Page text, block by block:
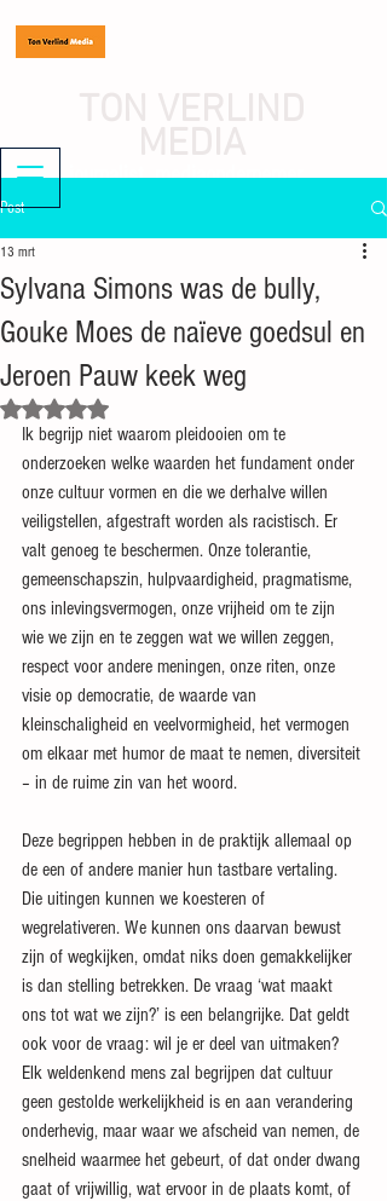
journalist, mediaondernemer
Post
Sylvana Simons was de bully,
Gouke Moes de naïeve goedsul en
Jeroen Pauw keek weg
13 mrt
Beoordeeld met NaN uit 5 sterren.
Ik begrijp niet waarom pleidooien om te
onderzoeken welke waarden het fundament onder
onze cultuur vormen en die we derhalve willen
veiligstellen, afgestraft worden als racistisch. Er
valt genoeg te beschermen. Onze tolerantie,
gemeenschapszin, hulpvaardigheid, pragmatisme,
ons inlevingsvermogen, onze vrijheid om te zijn
wie we zijn en te zeggen wat we willen zeggen,
respect voor andere meningen, onze riten, onze
visie op democratie, de waarde van
kleinschaligheid en veelvormigheid, het vermogen
om elkaar met humor de maat te nemen, diversiteit
– in de ruime zin van het woord.
Deze begrippen hebben in de praktijk allemaal op
de een of andere manier hun tastbare vertaling.
Die uitingen kunnen we koesteren of
wegrelativeren. We kunnen ons daarvan bewust
zijn of wegkijken, omdat niks doen gemakkelijker
is dan stelling betrekken. De vraag ‘wat maakt
ons tot wat we zijn?’ is een belangrijke. Dat geldt
ook voor de vraag: wil je er deel van uitmaken?
Elk weldenkend mens zal begrijpen dat cultuur
geen gestolde werkelijkheid is en aan verandering
onderhevig, maar waar we afscheid van nemen, de
snelheid waarmee het gebeurt, of dat onder dwang
gaat of vrijwillig, wat ervoor in de plaats komt, of